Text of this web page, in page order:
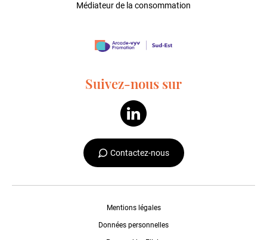
Médiateur de la consommation
Suivez-nous sur
Contactez-nous
Mentions légales
Données personnelles